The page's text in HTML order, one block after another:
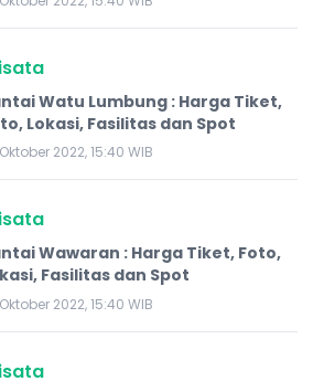
Watu Lumbung : Harga Tiket,
Lokasi, Fasilitas dan Spot
2022, 15:40 WIB
Wawaran : Harga Tiket, Foto,
Fasilitas dan Spot
2022, 15:40 WIB